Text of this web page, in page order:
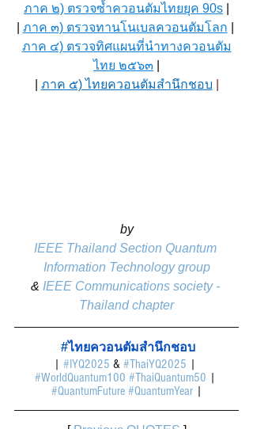
ภาค ๒) ตรวจซ้ำควอนตัมไทยยุค 90s
ภาค ๓) ตรวจทานโนเบลควอนตัมโลก
ภาค ๔) ตรวจทิศแผนที่นำทางควอนตัม
ไทย ๒๕๖๓
ภาค ๕) ไทยควอนตัมสำนึกชอบ
by
IEEE Thailand Section Quantum
Information Technology group
& IEEE Communications society -
Thailand chapter
#ไทยควอนตัมสำนึกชอบ
#IYQ2025 & #ThaiYQ2025
#WorldQuantum100 #ThaiQuantum50
#QuantumFuture #QuantumYear |